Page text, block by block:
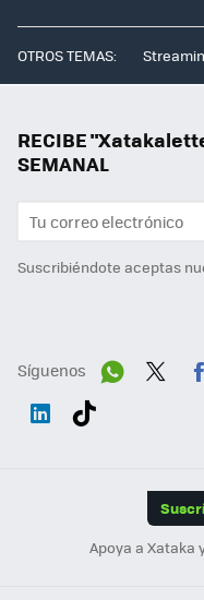
OTROS TEMAS:
RECIBE
SEMANAL
Suscribiéndote aceptas
Síguenos
Apoya a Xataka